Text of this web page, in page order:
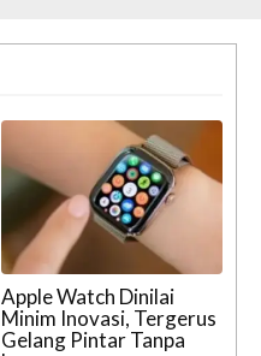
Apple Watch Dinilai
Minim Inovasi, Tergerus
Gelang Pintar Tanpa